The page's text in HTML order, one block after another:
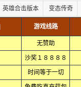
英雄合击版本 变态传奇
游戏线路
无赞助
沙奖１８８８８
时间等于一切